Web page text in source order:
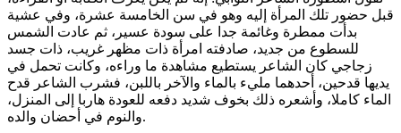
قبل حضور تلك المرأة إليه وهو في سن الخامسة عشرة، وفي عشية
بدأت ممطرة وغائمة جدا على سودة عسير، ثم عادت الشمس
للسطوع من جديد، صادفته امرأة ذات مظهر غريب، ذات جسد
زجاجي كان الشاعر يستطيع مشاهدة ما وراءه، وكانت تحمل في
يديها قدحين، أحدهما مليء بالماء والآخر باللبن، فشرب الشاعر قدح
الماء كاملا، وأشعره ذلك بخوف شديد دفعه للعودة هاربا إلى المنزل،
والنوم في أحضان والده.